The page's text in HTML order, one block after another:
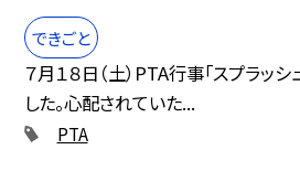
できごと
７月１８日（土）PTA行事「スプラッ
した。心配されていた...
PTA